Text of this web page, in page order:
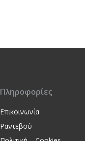
Πληροφορίες
Επικοινωνία
Ραντεβού